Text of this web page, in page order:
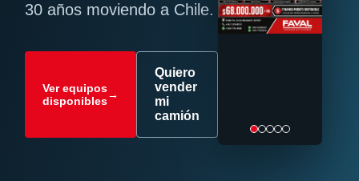
30 años moviendo a Chile.
Ver equipos
disponibles→
Quiero
vender
mi
camión